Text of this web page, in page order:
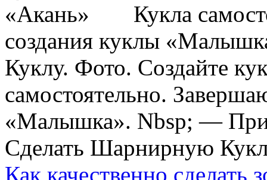
Кукла
создания куклы
Куклу. Фото. Создайте
самостоятельно.
«Малышка». Nbsp; —
Сделать Шарнирную
Как качественно сделать